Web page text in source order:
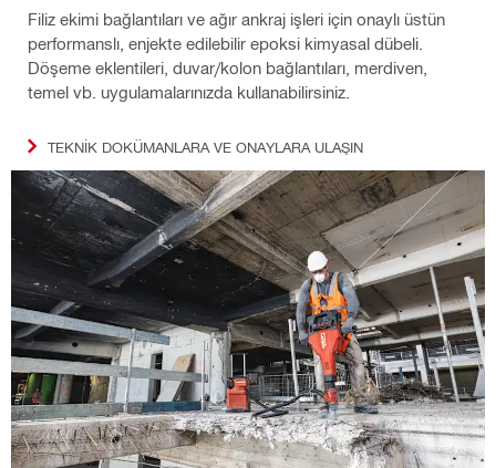
Filiz ekimi bağlantıları ve ağır ankraj işleri için onaylı üstün
performanslı, enjekte edilebilir epoksi kimyasal dübeli.
Döşeme eklentileri, duvar/kolon bağlantıları, merdiven,
temel vb. uygulamalarınızda kullanabilirsiniz.
TEKNIK DOKÜMANLARA VE ONAYLARA ULAŞIN